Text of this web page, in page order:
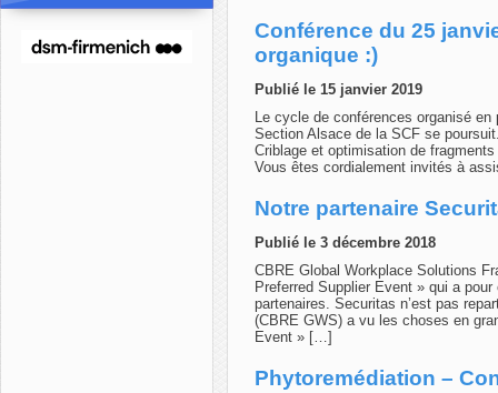
Conférence du 25
organique :)
Publié le 15 janvier 2019
Le cycle de conférences organisé
Section Alsace de la SCF se
Criblage et optimisation de
Vous êtes cordialement invités à
Notre partenaire
Publié le 3 décembre 2018
CBRE Global Workplace Solutions
Preferred Supplier Event » qui a
partenaires. Securitas n’est pas
(CBRE GWS) a vu les choses en
Event » […]
Phytoremédiation –